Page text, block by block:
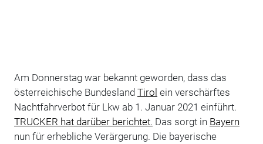
Am Donnerstag war bekannt geworden, dass das
österreichische Bundesland Tirol ein verschärftes
Nachtfahrverbot für Lkw ab 1. Januar 2021 einführt.
TRUCKER hat darüber berichtet. Das sorgt in Bayern
nun für erhebliche Verärgerung. Die bayerische